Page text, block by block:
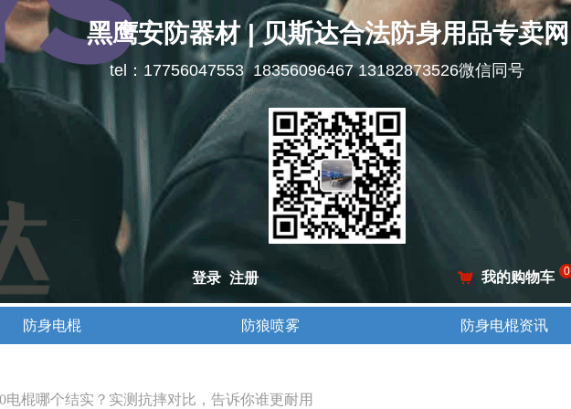
防身电棍 防狼喷雾 防身电棍资讯
黑鹰安防器材 | 贝斯达合法防身用品专卖网
낙 我的购物车 0
登录 注册
tel：17756047553 18356096467 13182873526微信同号
电棍哪个结实？实测抗摔对比，告诉你谁更耐用